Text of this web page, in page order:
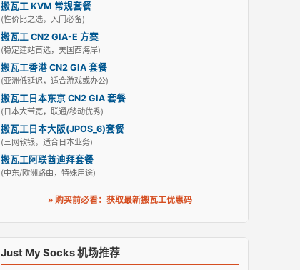
搬瓦工 KVM 常规套餐
(性价比之选，入门必备)
搬瓦工 CN2 GIA-E 方案
(稳定建站首选，美国西海岸)
搬瓦工香港 CN2 GIA 套餐
(亚洲低延迟，适合游戏或办公)
搬瓦工日本东京 CN2 GIA 套餐
(日本大带宽，联通/移动优秀)
搬瓦工日本大阪(JPOS_6)套餐
(三网软银，适合日本业务)
搬瓦工阿联酋迪拜套餐
(中东/欧洲路由，特殊用途)
» 购买前必看：获取最新搬瓦工优惠码
Just My Socks 机场推荐